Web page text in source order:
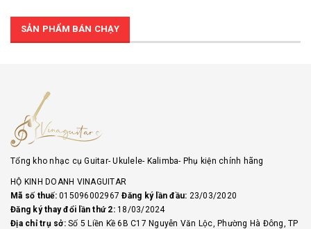
SẢN PHẨM BÁN CHẠY
Tổng kho nhạc cụ Guitar- Ukulele- Kalimba- Phụ kiện chính hãng
HỘ KINH DOANH VINAGUITAR
Mã số thuế:015096002967Đăng ký lần đầu: 23/03/2020
Đăng ký thay đổi lần thứ 2:18/03/2024
Địa chỉ trụ sở:Số 5 Liền Kề 6B C17 Nguyễn Văn Lộc, Phường Hà Đông, TP